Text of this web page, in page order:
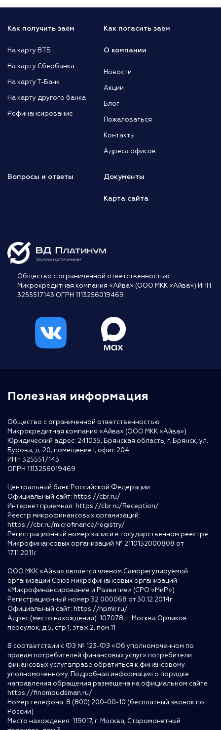
Как получить заём
На карту ВТБ
На карту Сбербанка
На карту Т-Банк
На карту другого банка
Рефинансирование
Как погасить заём
О компании
Новости
Акции
Блог
Пожаловаться
Контакты
Адреса офисов
Вопросы и ответы Документы
Карта сайта
Общество с ограниченной ответственностью
Микрокредитная компания «Айва» (ООО МКК «Айва») ИНН
3255517143 ОГРН 1113256019469
Полезная информация
Общество с ограниченной ответственностью
Микрокредитная компания «Айва» (ООО МКК «Айва»)
Юридический адрес: 241035, Брянская область, г. Брянск, ул.
Бурова, д. 20, помещение I, офис 204
ИНН 3255517143
ОГРН 1113256019469
Центральный банк Российской Федерации
Официальный сайт: https://cbr.ru/
Интернет приемная: https://cbr.ru/Reception/
Реестр микрофинансовых организаций:
https://cbr.ru/microfinance/registry/
Регистрационный номер записи в государственном реестре
Микрофинансовых организаций № 2110132000808 от
17.11.2011г.
ООО МКК «Айва» является членом Саморегулируемой
организации Союз микрофинансовых организаций
«Микрофинансирование и Развитие» (СРО «МиР»)
Регистрационный номер 32 000068 от 30.12.2014г.
Официальный сайт: https://npmir.ru/
Адрес (место нахождения): 107078, г. Москва Орликов
переулок, д.5, стр.1, этаж 2, пом.11
В соответствии с ФЗ № 123-ФЗ «Об уполномоченном по
правам потребителей финансовых услуг» потребители
финансовых услуг вправе обратиться к финансовому
уполномоченному. Подробная информация о порядке
направления обращения размещена на официальном сайте
https://finombudsman.ru/
Номер телефона: 8 (800) 200-00-10 (бесплатный звонок по
России)
Место нахождения: 119017, г. Москва, Старомонетный